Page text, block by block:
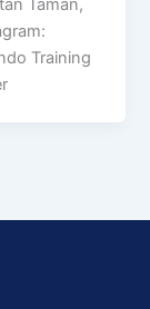
Taman,
Training